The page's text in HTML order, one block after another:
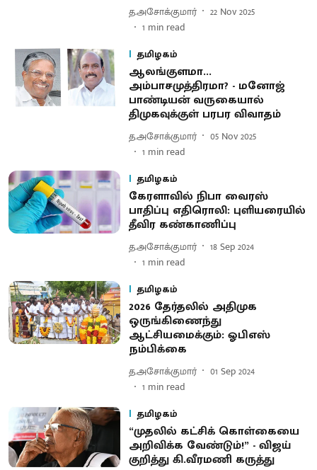
த.அசோக்குமார்
22 Nov 2025
1 min read
தமிழகம்
ஆலங்குளமா...
அம்பாசமுத்திரமா? - மனோஜ்
பாண்டியன் வருகையால்
திமுகவுக்குள் பரபர விவாதம்
த.அசோக்குமார்
05 Nov 2025
1 min read
தமிழகம்
கேரளாவில் நிபா வைரஸ்
பாதிப்பு எதிரொலி: புளியரையில்
தீவிர கண்காணிப்பு
த.அசோக்குமார்
18 Sep 2024
1 min read
தமிழகம்
2026 தேர்தலில் அதிமுக
ஒருங்கிணைந்து
ஆட்சியமைக்கும்: ஓபிஎஸ்
நம்பிக்கை
த.அசோக்குமார்
01 Sep 2024
1 min read
தமிழகம்
“முதலில் கட்சிக் கொள்கையை
அறிவிக்க வேண்டும்!” - விஜய்
குறித்து கி.வீரமணி கருத்து